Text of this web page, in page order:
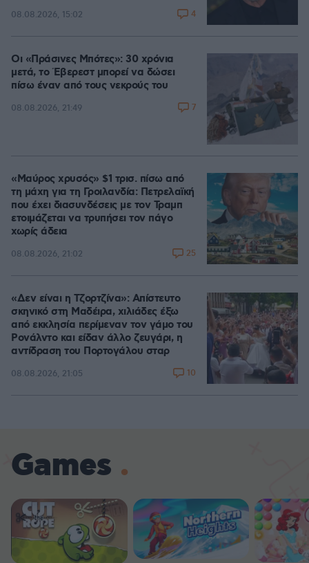
08.08.2026, 15:02 4
Οι «Πράσινες Μπότες»: 30 χρόνια
μετά, το Έβερεστ μπορεί να δώσει
πίσω έναν από τους νεκρούς του
08.08.2026, 21:49 7
«Μαύρος χρυσός» $1 τρισ. πίσω από
τη μάχη για τη Γροιλανδία: Πετρελαϊκή
που έχει διασυνδέσεις με τον Τραμπ
ετοιμάζεται να τρυπήσει τον πάγο
χωρίς άδεια
08.08.2026, 21:02 25
«Δεν είναι η Τζορτζίνα»: Απίστευτο
σκηνικό στη Μαδέιρα, χιλιάδες έξω
από εκκλησία περίμεναν τον γάμο του
Ρονάλντο και είδαν άλλο ζευγάρι, η
αντίδραση του Πορτογάλου σταρ
08.08.2026, 21:05 10
Games